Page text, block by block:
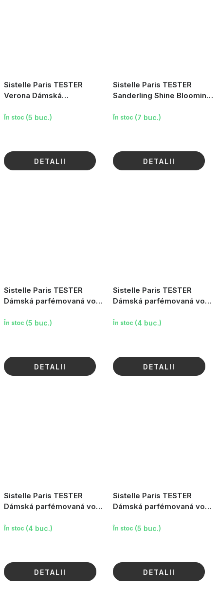
Sistelle Paris TESTER
Verona Dámská
În stoc (5 buc.)
DETALII
Sistelle Paris TESTER
Sanderling Shine Blooming
parfémovaná voda, 95ml
În stoc (7 buc.)
DETALII
Sistelle Paris TESTER
Dámská parfémovaná voda
În stoc (5 buc.)
DETALII
Sistelle Paris TESTER
Dámská parfémovaná voda
Edition, 10ml
În stoc (4 buc.)
DETALII
Sistelle Paris TESTER
Dámská parfémovaná voda
În stoc (4 buc.)
DETALII
Sistelle Paris TESTER
Dámská parfémovaná voda
În stoc (5 buc.)
DETALII